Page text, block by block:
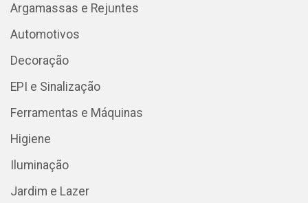
Argamassas e Rejuntes
Automotivos
Decoração
EPI e Sinalização
Ferramentas e Máquinas
Higiene
Iluminação
Jardim e Lazer